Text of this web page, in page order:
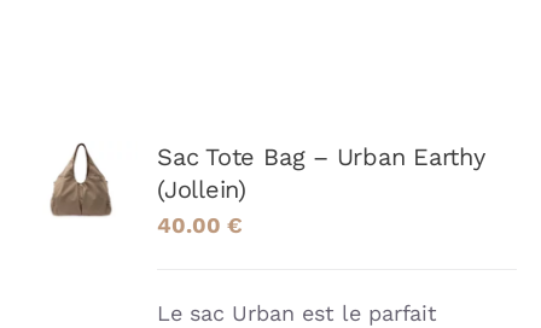
AU
PANIER
/
Sac Tote Bag – Urban Earthy
(Jollein)
40.00€
Le sac Urban est le parfait